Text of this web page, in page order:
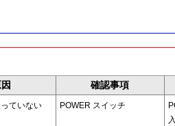
確認事項
ていない POWER スイッチ